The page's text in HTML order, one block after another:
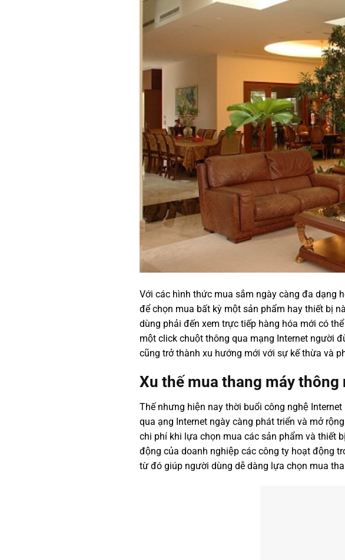
Với các hình thức mua sắm ngày càng đa dạng
để chọn mua bất kỳ một sản phẩm hay thiết bị
dùng phải đến xem trực tiếp hàng hóa mới có
một click chuột thông qua mạng Internet người
cũng trở thành xu hướng mới với sự kế thừa và
Xu thế mua thang máy
Thế nhưng hiện nay thời buổi công nghệ
qua ạng Internet ngày càng phát triển và mở
chi phí khi lựa chọn mua các sản phẩm và thiết
động của doanh nghiệp các công ty hoạt động
từ đó giúp người dùng dễ dàng lựa chọn mua